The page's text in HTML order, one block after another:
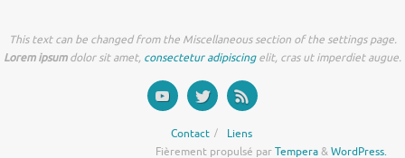
This text can be changed from the Miscellaneous section of the settings page.
Lorem ipsumdolor sit amet, consectetur adipiscingelit, cras ut imperdiet augue.
Contact
Liens
Fièrement propulsé parTempera&WordPress.